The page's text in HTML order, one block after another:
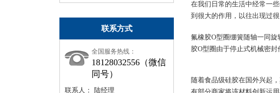
联系方式
全国服务热线：
18128032556（微信
同号）
联系人： 陆经理
在我们日常的生活中经常一
到很大的作用，以往出现过
氟橡胶O型圈绷簧随轴一同
胶O型圈由于停止式机械密
随着食品级硅胶在国外兴起